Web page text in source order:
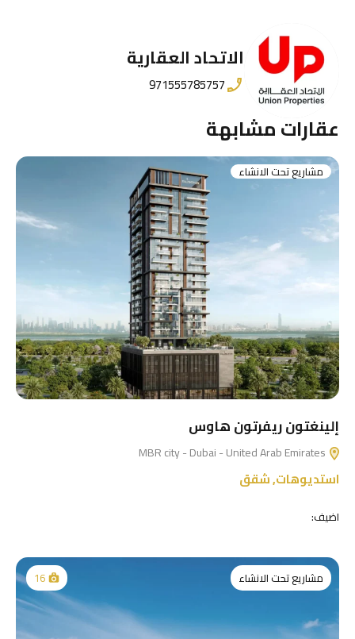
الاتحاد العقارية
971555785757
عقارات مشابهة
مشاريع تحت الانشاء
إلينغتون ريفرتون هاوس
استديوهات,شقق
اضيف:
مشاريع تحت الانشاء 16